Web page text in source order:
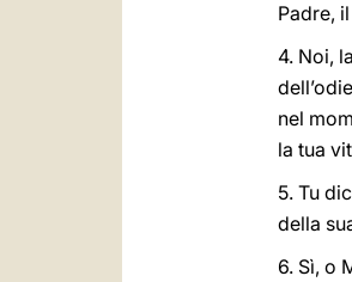
Padre,
4. Noi,
nel
la tua
5. Tu
della
6. Sì, o